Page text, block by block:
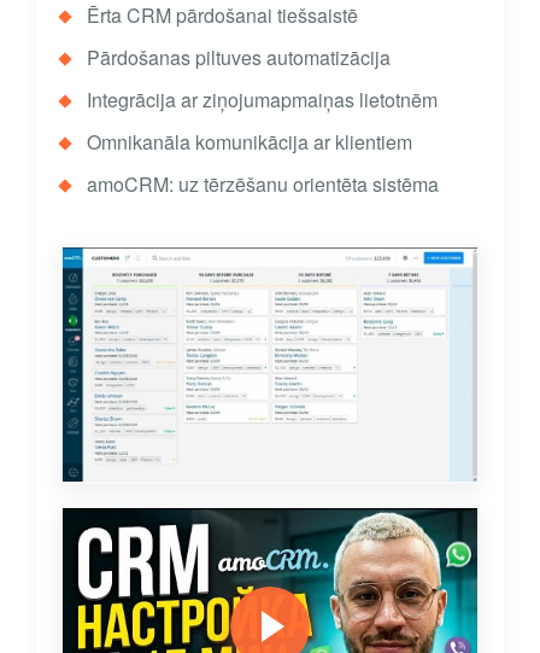
Ērta CRM pārdošanai tiešsaistē
Pārdošanas piltuves automatizācija
Integrācija ar ziņojumapmaiņas lietotnēm
Omnikanāla komunikācija ar klientiem
amoCRM: uz tērzēšanu orientēta sistēma